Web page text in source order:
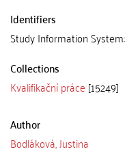
Identifiers
Study Information System:
Collections
Kvalifikační práce [15249]
Author
Bodláková, Justina